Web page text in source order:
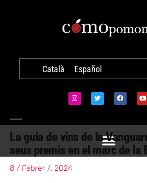
Català Español
La guia de vins de la
seus premis en el marc de la
8 / Febrer /, 2024